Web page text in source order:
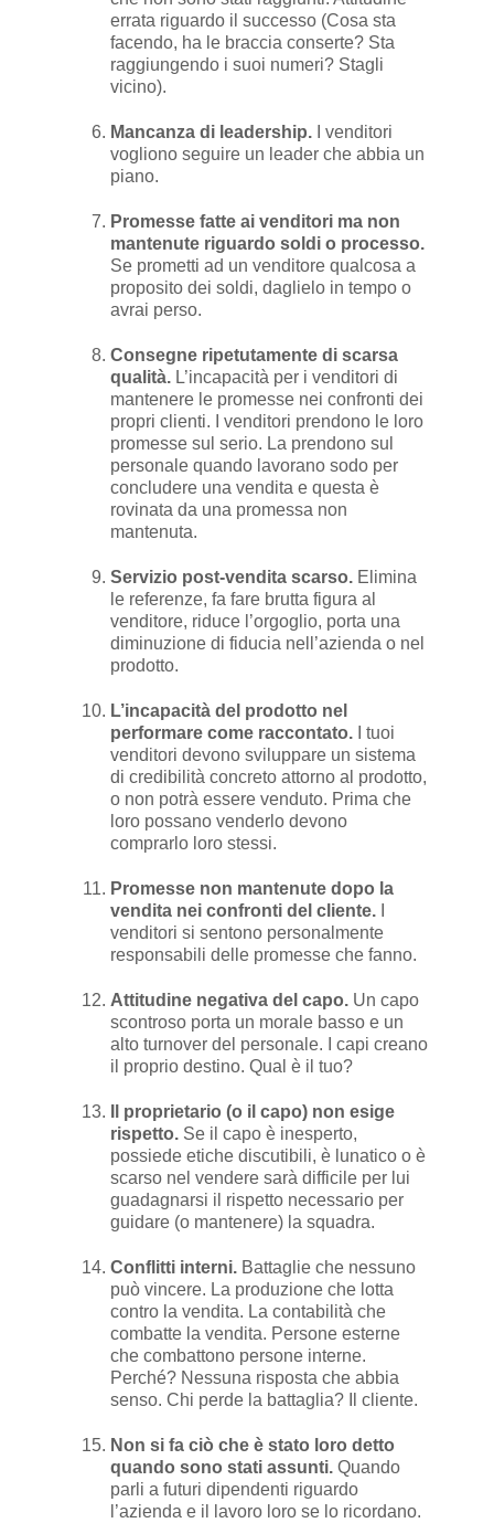
errata riguardo il successo (Cosa sta
facendo, ha le braccia conserte? Sta
raggiungendo i suoi numeri? Stagli
vicino).
Mancanza di leadership.
I venditori
vogliono seguire un leader che abbia un
piano.
Promesse fatte ai venditori ma non
mantenute riguardo soldi o processo.
Se prometti ad un venditore qualcosa a
proposito dei soldi, daglielo in tempo o
avrai perso.
Consegne ripetutamente di scarsa
qualità. L’incapacità per i venditori di
mantenere le promesse nei confronti dei
propri clienti. I venditori prendono le loro
promesse sul serio. La prendono sul
personale quando lavorano sodo per
concludere una vendita e questa è
rovinata da una promessa non
mantenuta.
Servizio post-vendita scarso. Elimina
le referenze, fa fare brutta figura al
venditore, riduce l’orgoglio, porta una
diminuzione di fiducia nell’azienda o nel
prodotto.
L’incapacità del prodotto nel
performare come raccontato.
I tuoi
venditori devono sviluppare un sistema
di credibilità concreto attorno al prodotto,
o non potrà essere venduto. Prima che
loro possano venderlo devono
comprarlo loro stessi.
Promesse non mantenute dopo la
vendita nei confronti del cliente.
venditori si sentono personalmente
responsabili delle promesse che fanno.
Attitudine negativa del capo. Un capo
scontroso porta un morale basso e un
alto turnover del personale. I capi creano
il proprio destino. Qual è il tuo?
Il proprietario (o il capo) non esige
rispetto. Se il capo è inesperto,
possiede etiche discutibili, è lunatico o è
scarso nel vendere sarà difficile per lui
guadagnarsi il rispetto necessario per
guidare (o mantenere) la squadra.
Conflitti interni. Battaglie che nessuno
può vincere. La produzione che lotta
contro la vendita. La contabilità che
combatte la vendita. Persone esterne
che combattono persone interne.
Perché? Nessuna risposta che abbia
senso. Chi perde la battaglia? Il cliente.
Non si fa ciò che è stato loro detto
quando sono stati assunti. Quando
parli a futuri dipendenti riguardo
l’azienda e il lavoro loro se lo ricordano.